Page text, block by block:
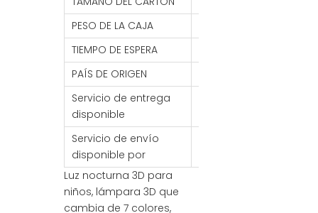
PESO DE LA CAJA
TIEMPO DE ESPERA
PAÍS DE ORIGEN
Servicio de entrega
disponible
Servicio de envío
disponible por
Luz nocturna 3D para
niños, lámpara 3D que
cambia de 7 colores,